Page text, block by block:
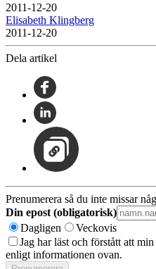
2011-12-20
Elisabeth Klingberg
2011-12-20
Dela artikel
Prenumerera så du inte missar
Din epost (obligatorisk)
Dagligen
Veckovis
Jag har läst och förstått att
enligt informationen ovan.